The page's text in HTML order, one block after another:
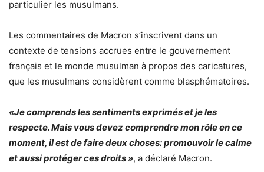
particulier les musulmans.
Les commentaires de Macron s’inscrivent dans un
contexte de tensions accrues entre le gouvernement
français et le monde musulman à propos des caricatures,
que les musulmans considèrent comme blasphématoires.
«Je comprends les sentiments exprimés et je les
respecte. Mais vous devez comprendre mon rôle en ce
moment, il est de faire deux choses: promouvoir le calme
et aussi protéger ces droits », a déclaré Macron.